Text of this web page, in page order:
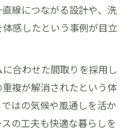
線につながる設計や、洗
感したという事例が目立
合わせた間取りを採用し
複が解消されたという体
はの気候や風通しを活か
の工夫も快適な暮らしを